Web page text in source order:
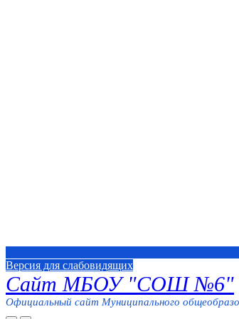
Версия для слабовидящих
Сайт МБОУ "СОШ №6"
Официальный сайт Муниципального